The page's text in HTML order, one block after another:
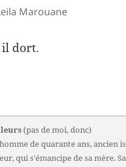
Marouane
dort.
(pas de moi, donc)
de quarante ans, ancien
qui s'émancipe de sa mère.